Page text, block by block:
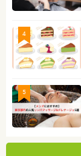
4
5